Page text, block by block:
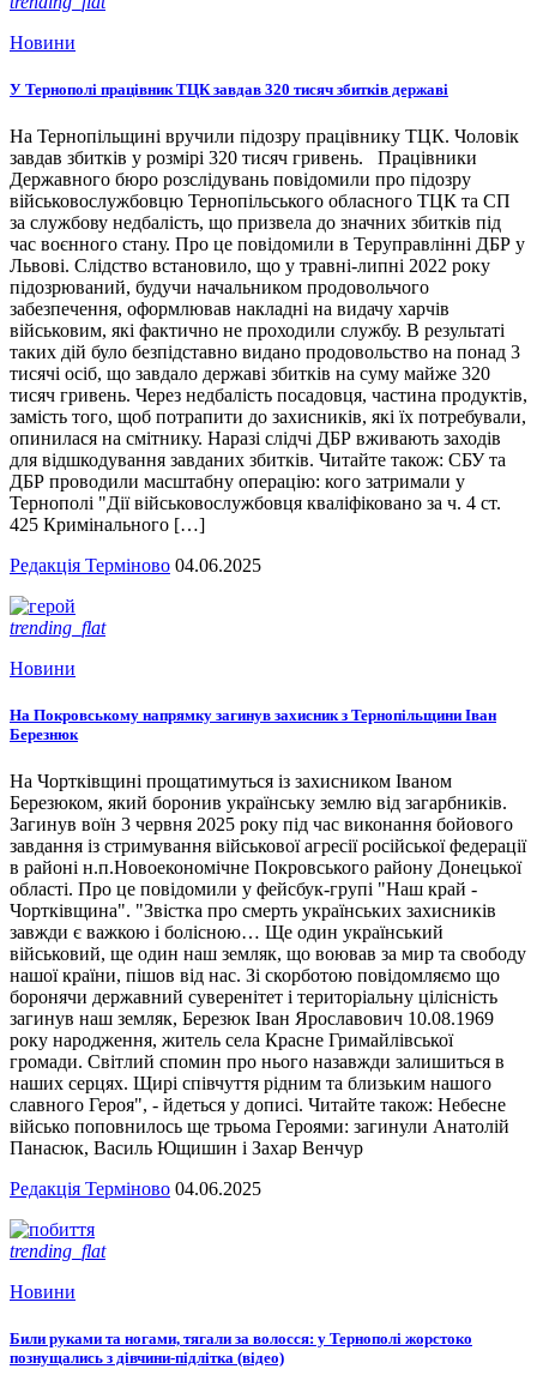
Новини
У Тернополі працівник ТЦК завдав 320 тисяч збитків державі
На Тернопільщині вручили підозру працівнику ТЦК. Чоловік
завдав збитків у розмірі 320 тисяч гривень. Працівники
Державного бюро розслідувань повідомили про підозру
військовослужбовцю Тернопільського обласного ТЦК та СП
за службову недбалість, що призвела до значних збитків під
час воєнного стану. Про це повідомили в Теруправлінні ДБР у
Львові. Слідство встановило, що у травні-липні 2022 року
підозрюваний, будучи начальником продовольчого
забезпечення, оформлював накладні на видачу харчів
військовим, які фактично не проходили службу. В результаті
таких дій було безпідставно видано продовольство на понад 3
тисячі осіб, що завдало державі збитків на суму майже 320
тисяч гривень. Через недбалість посадовця, частина продуктів,
замість того, щоб потрапити до захисників, які їх потребували,
опинилася на смітнику. Наразі слідчі ДБР вживають заходів
для відшкодування завданих збитків. Читайте також: СБУ та
ДБР проводили масштабну операцію: кого затримали у
Тернополі "Дії військовослужбовця кваліфіковано за ч. 4 ст.
425 Кримінального […]
Редакція Терміново 04.06.2025
trending_flat
Новини
На Покровському напрямку загинув захисник з Тернопільщини Іван
Березнюк
На Чортківщині прощатимуться із захисником Іваном
Березюком, який боронив українську землю від загарбників.
Загинув воїн 3 червня 2025 року під час виконання бойового
завдання із стримування військової агресії російської федерації
в районі н.п.Новоекономічне Покровського району Донецької
області. Про це повідомили у фейсбук-групі "Наш край -
Чортківщина". "Звістка про смерть українських захисників
завжди є важкою і болісною… Ще один український
військовий, ще один наш земляк, що воював за мир та свободу
нашої країни, пішов від нас. Зі скорботою повідомляємо що
боронячи державний суверенітет і територіальну цілісність
загинув наш земляк, Березюк Іван Ярославович 10.08.1969
року народження, житель села Красне Гримайлівської
громади. Світлий спомин про нього назавжди залишиться в
наших серцях. Щирі співчуття рідним та близьким нашого
славного Героя", - йдеться у дописі. Читайте також: Небесне
військо поповнилось ще трьома Героями: загинули Анатолій
Панасюк, Василь Ющишин і Захар Венчур
Редакція Терміново 04.06.2025
trending_flat
Новини
Били руками та ногами, тягали за волосся: у Тернополі жорстоко
познущались з дівчини-підлітка (відео)